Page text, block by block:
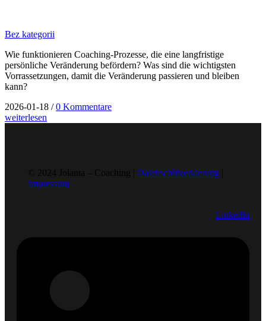
Bez kategorii
Wie funktionieren Coaching-Prozesse, die eine langfristige
persönliche Veränderung befördern? Was sind die wichtigsten
Vorrassetzungen, damit die Veränderung passieren und bleiben
kann?
2026-01-18 / 0 Kommentare
weiterlesen
© 2024 Jolanta – Coaching | Datenschützerklerung
Impressum
Linkedin